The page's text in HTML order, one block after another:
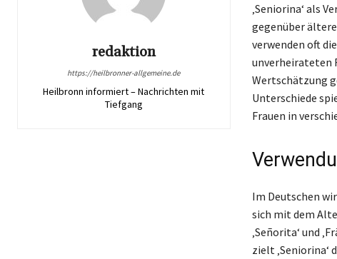
redaktion
https://heilbronner-allgemeine.de
Heilbronn informiert – Nachrichten mit
Tiefgang
‚Seniorina‘ als
gegenüber
verwenden oft
unverheirateten
Wertschätzung
Unterschiede
Frauen in
Im Deutschen
sich mit dem
‚Señorita‘ und
zielt